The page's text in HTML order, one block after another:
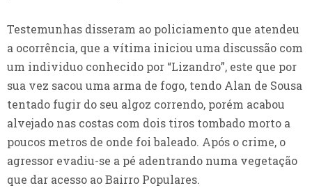
Testemunhas disseram ao policiamento que atendeu
a ocorrência, que a vítima iniciou uma discussão com
um individuo conhecido por “Lizandro”, este que por
sua vez sacou uma arma de fogo, tendo Alan de Sousa
tentado fugir do seu algoz correndo, porém acabou
alvejado nas costas com dois tiros tombado morto a
poucos metros de onde foi baleado. Após o crime, o
agressor evadiu-se a pé adentrando numa vegetação
que dar acesso ao Bairro Populares.